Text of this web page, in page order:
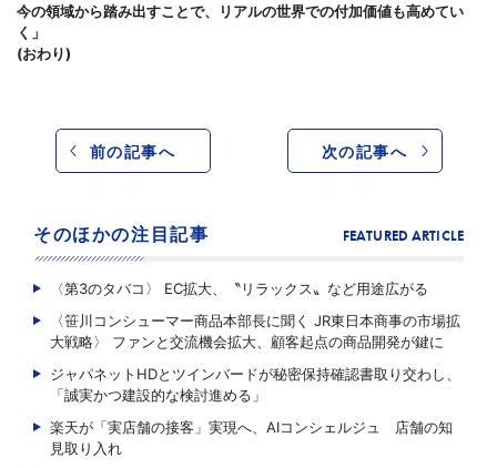
今の領域から踏み出すことで、リアルの世界での付加価値も高めてい
く」
(おわり)
前の記事へ 次の記事へ
そのほかの注目記事 FEATURED ARTICLE
〈第3のタバコ〉 EC拡大、〝リラックス〟など用途広がる
〈笹川コンシューマー商品本部長に聞く JR東日本商事の市場拡
大戦略〉 ファンと交流機会拡大、顧客起点の商品開発が鍵に
ジャパネットHDとツインバードが秘密保持確認書取り交わし、
「誠実かつ建設的な検討進める」
楽天が「実店舗の接客」実現へ、AIコンシェルジュ 店舗の知
見取り入れ